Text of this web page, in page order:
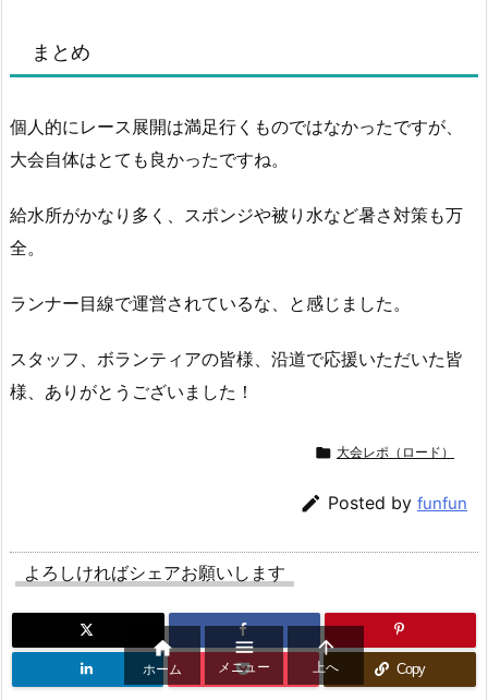
まとめ
個人的にレース展開は満足行くものではなかったですが、
大会自体はとても良かったですね。
給水所がかなり多く、スポンジや被り水など暑さ対策も万
全。
ランナー目線で運営されているな、と感じました。
スタッフ、ボランティアの皆様、沿道で応援いただいた皆
様、ありがとうございました！
 大会レポ（ロード）
 Posted by funfun
よろしければシェアお願いします
Copy

ホーム

メニュー

上へ